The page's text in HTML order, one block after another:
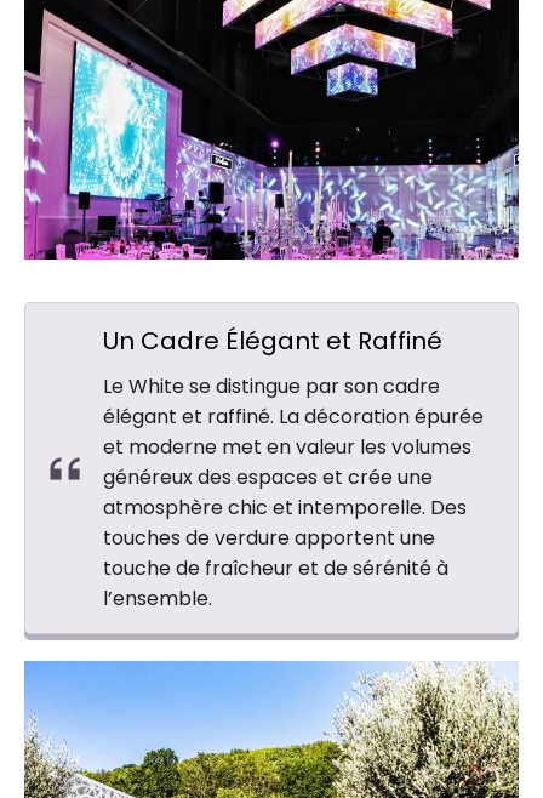
Un Cadre Élégant et Raffiné
Le White se distingue par son cadre
élégant et raffiné. La décoration épurée
et moderne met en valeur les volumes
généreux des espaces et crée une
atmosphère chic et intemporelle. Des
touches de verdure apportent une
touche de fraîcheur et de sérénité à
l’ensemble.